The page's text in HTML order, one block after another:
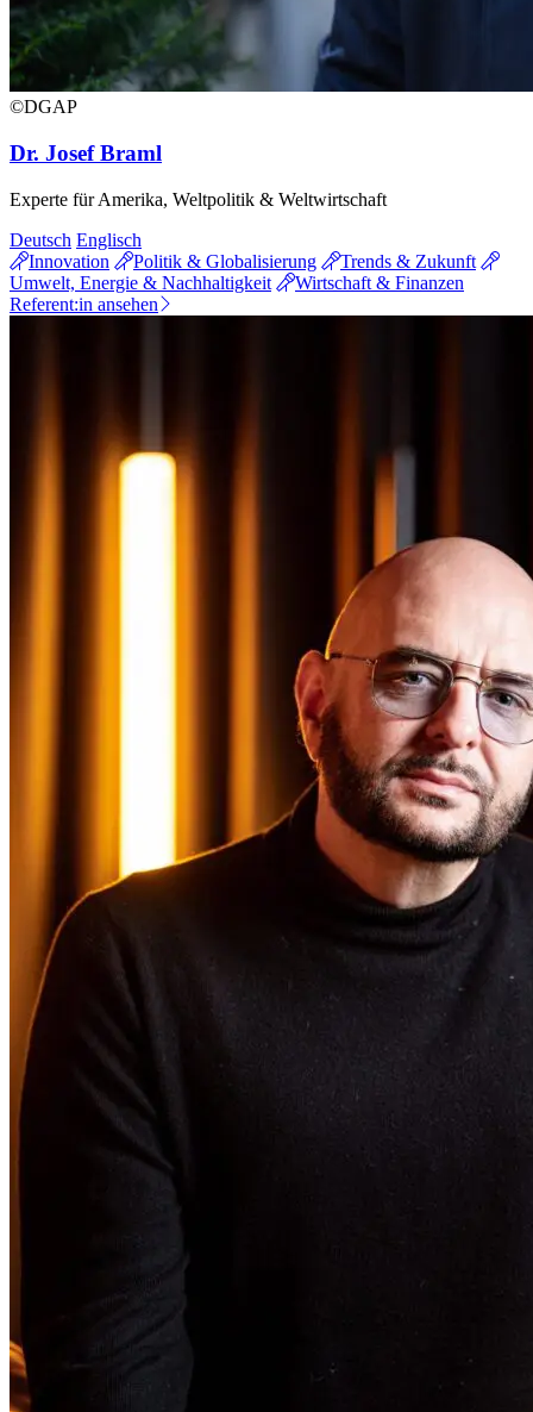
©DGAP
Dr. Josef Braml
Experte für Amerika, Weltpolitik & Weltwirtschaft
Deutsch Englisch
Innovation
Politik & Globalisierung
Trends & Zukunft
Umwelt, Energie & Nachhaltigkeit
Wirtschaft & Finanzen
Referent:in ansehen